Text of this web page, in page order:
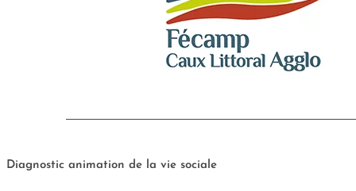
Diagnostic animation de la vie sociale